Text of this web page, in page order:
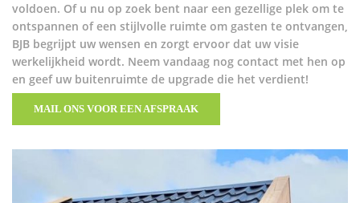
voldoen. Of u nu op zoek bent naar een gezellige plek om te
ontspannen of een stijlvolle ruimte om gasten te ontvangen,
BJB begrijpt uw wensen en zorgt ervoor dat uw visie
werkelijkheid wordt. Neem vandaag nog contact met hen op
en geef uw buitenruimte de upgrade die het verdient!
MAIL ONS VOOR EEN AFSPRAAK